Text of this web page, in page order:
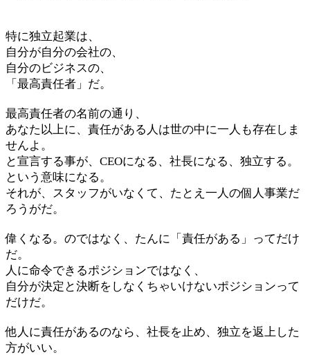
特に独立起業は、
自分が自分の会社の、
自分のビジネスの、
「最高責任者」だ。
最高責任者の名前の通り、
あなた以上に、責任がある人は世の中に一人も存在しま
せんよ。
と宣言する事が、CEOになる、社長になる、独立する。
という意味になる。
それが、スタッフがいなくて、たとえ一人の個人事業だ
ろうがだ。
偉くなる。のではなく、たんに「責任がある」ってだけ
だ。
人に命令できるポジションではなく、
自分が決定と決断をしなくちゃいけないポジションって
だけだ。
他人に責任があるのなら、社長を止め、独立を返上した
方がいい。